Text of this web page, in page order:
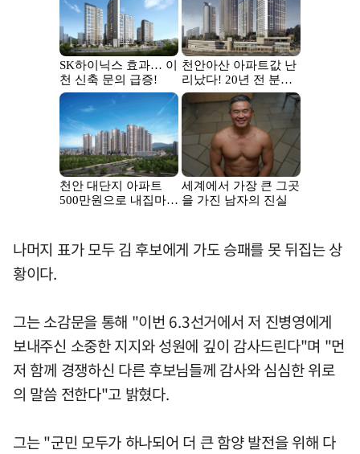
나머지 표가 모두 김 후보에게 가도 승패를 못 뒤집는 상
황이다.
그는 소감문을 통해 "이번 6.3선거에서 저 진병영에게
보내주신 소중한 지지와 성원에 깊이 감사드린다"며 "먼
저 함께 경쟁하신 다른 후보님들께 감사와 심심한 위로
의 말씀 전한다"고 밝혔다.
그는 "군민 모두가 하나되어 더 큰 함양 발전을 위해 다